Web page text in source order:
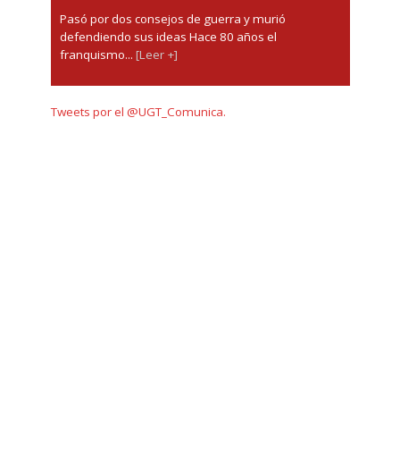
Pasó por dos consejos de guerra y murió
defendiendo sus ideas Hace 80 años el
franquismo... [Leer +]
Tweets por el @UGT_Comunica.